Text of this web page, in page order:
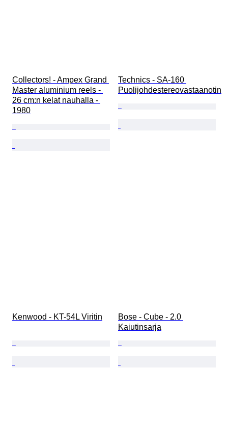
Collectors! - Ampex Grand
Master aluminium reels -
26 cm:n kelat nauhalla -
1980
Technics - SA-160
Puolijohdestereovastaanotin
Kenwood - KT-54L Viritin
Bose - Cube - 2.0
Kaiutinsarja